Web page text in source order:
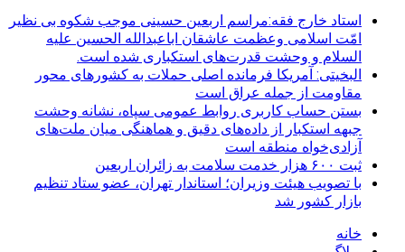
استاد خارج فقه:مراسم اربعین حسینی موجب شکوه بی نظیر
امّت اسلامی وعظمت عاشقان اباعبدالله الحسین علیه
السلام و وحشت قدرت‌های استکباری شده است.
البخیتی: آمریکا فرمانده اصلی حملات به کشورهای محور
مقاومت از جمله عراق است
بستن حساب کاربری روابط عمومی سپاه، نشانه‌ وحشت
جبهه استکبار از داده‌های دقیق و هماهنگی میان ملت‌های
آزادی‌خواه منطقه است
ثبت ۶۰۰ هزار خدمت سلامت به زائران اربعین
با تصویب هیئت وزیران؛ استاندار تهران، عضو ستاد تنظیم
بازار کشور شد
خانه